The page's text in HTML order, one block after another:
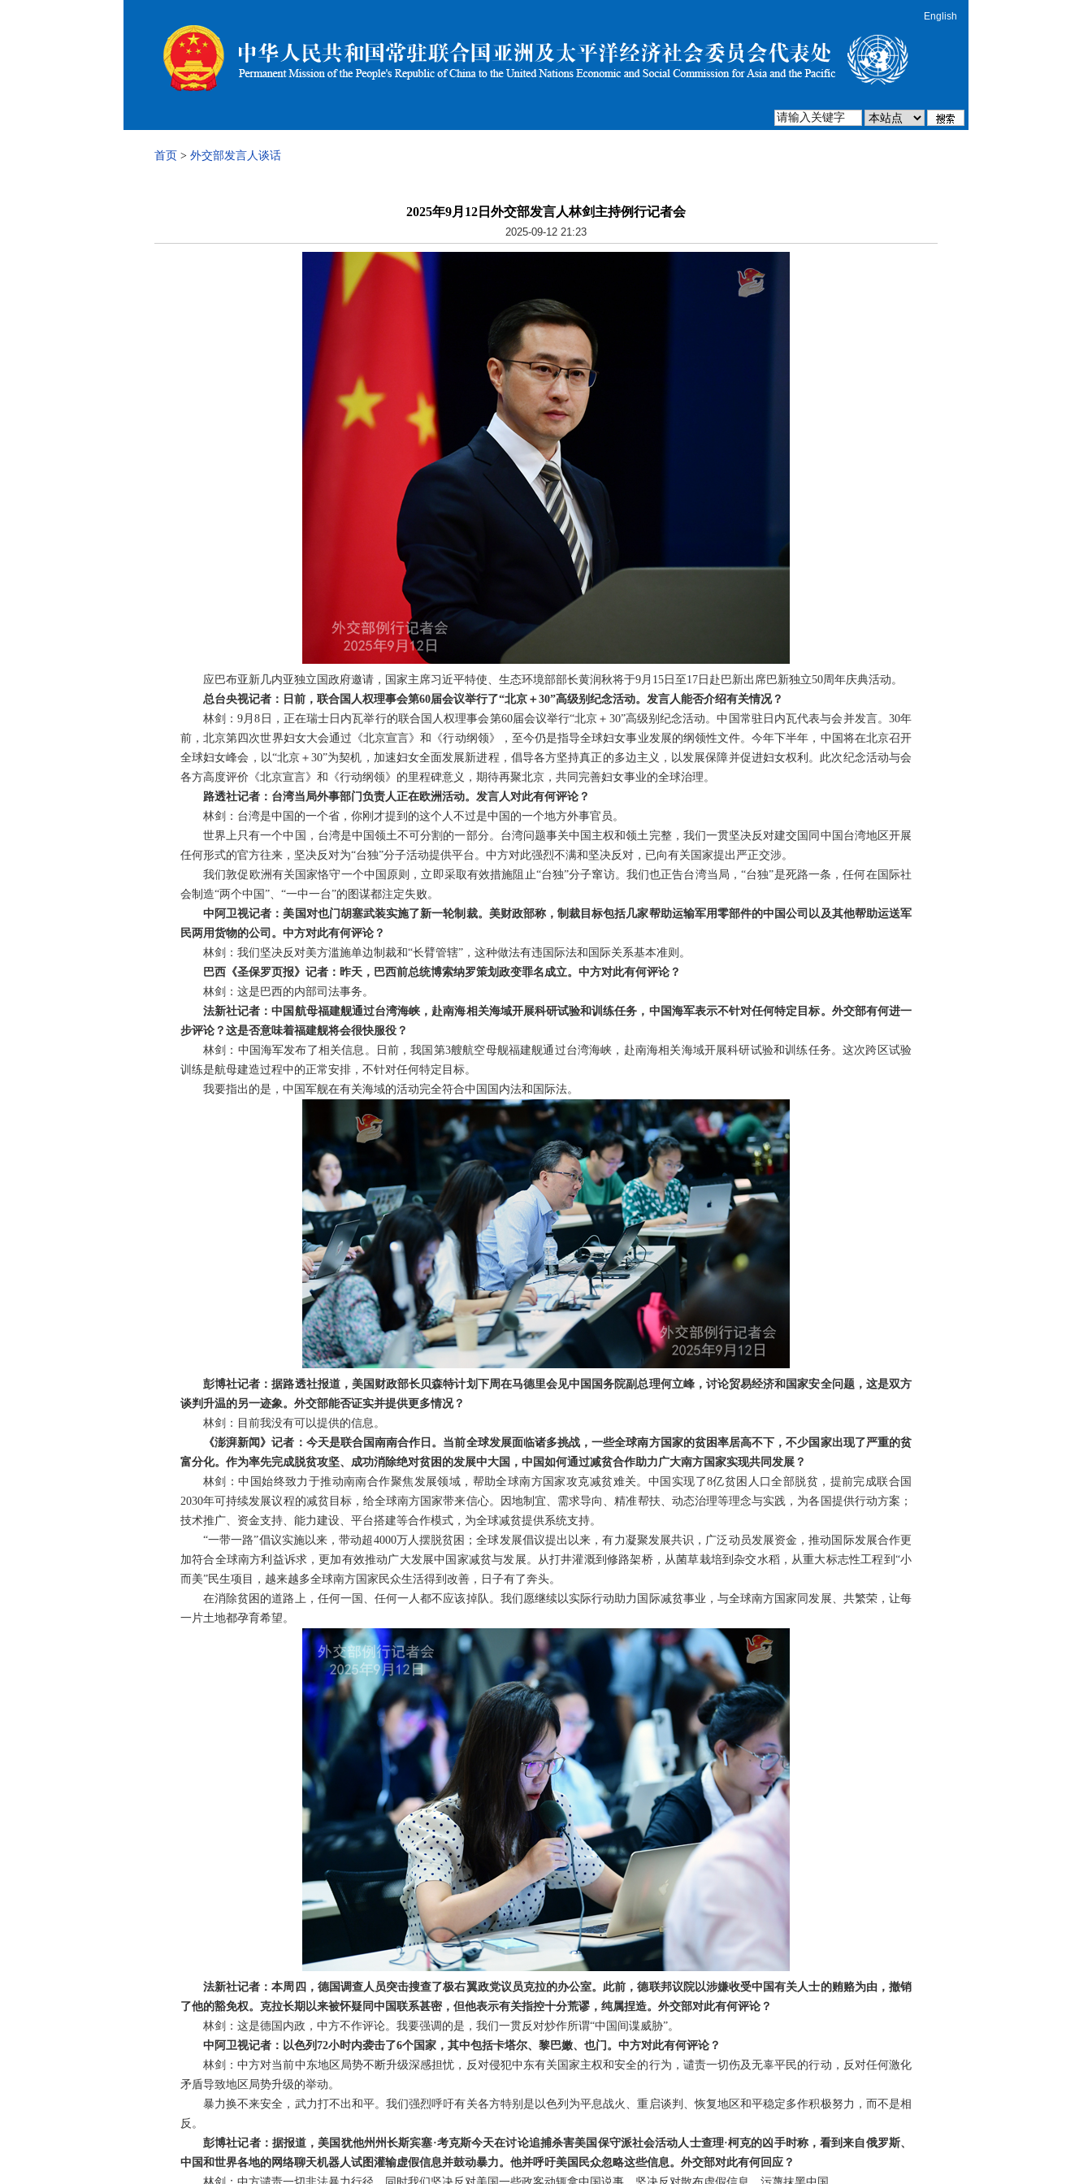
English
首页 > 外交部发言人谈话
2025年9月12日外交部发言人林剑主持例行记者会
2025-09-12 21:23
应巴布亚新几内亚独立国政府邀请，国家主席习近平特使、生态环境部部长黄润秋将于9月15日至17日赴巴新出席巴新独立50周年庆典活动。
总台央视记者：日前，联合国人权理事会第60届会议举行了“北京＋30”高级别纪念活动。发言人能否介绍有关情况？
林剑：9月8日，正在瑞士日内瓦举行的联合国人权理事会第60届会议举行“北京＋30”高级别纪念活动。中国常驻日内瓦代表与会并发言。30年
前，北京第四次世界妇女大会通过《北京宣言》和《行动纲领》，至今仍是指导全球妇女事业发展的纲领性文件。今年下半年，中国将在北京召开
全球妇女峰会，以“北京＋30”为契机，加速妇女全面发展新进程，倡导各方坚持真正的多边主义，以发展保障并促进妇女权利。此次纪念活动与会
各方高度评价《北京宣言》和《行动纲领》的里程碑意义，期待再聚北京，共同完善妇女事业的全球治理。
路透社记者：台湾当局外事部门负责人正在欧洲活动。发言人对此有何评论？
林剑：台湾是中国的一个省，你刚才提到的这个人不过是中国的一个地方外事官员。
世界上只有一个中国，台湾是中国领土不可分割的一部分。台湾问题事关中国主权和领土完整，我们一贯坚决反对建交国同中国台湾地区开展
任何形式的官方往来，坚决反对为“台独”分子活动提供平台。中方对此强烈不满和坚决反对，已向有关国家提出严正交涉。
我们敦促欧洲有关国家恪守一个中国原则，立即采取有效措施阻止“台独”分子窜访。我们也正告台湾当局，“台独”是死路一条，任何在国际社
会制造“两个中国”、“一中一台”的图谋都注定失败。
中阿卫视记者：美国对也门胡塞武装实施了新一轮制裁。美财政部称，制裁目标包括几家帮助运输军用零部件的中国公司以及其他帮助运送军
民两用货物的公司。中方对此有何评论？
林剑：我们坚决反对美方滥施单边制裁和“长臂管辖”，这种做法有违国际法和国际关系基本准则。
巴西《圣保罗页报》记者：昨天，巴西前总统博索纳罗策划政变罪名成立。中方对此有何评论？
林剑：这是巴西的内部司法事务。
法新社记者：中国航母福建舰通过台湾海峡，赴南海相关海域开展科研试验和训练任务，中国海军表示不针对任何特定目标。外交部有何进一
步评论？这是否意味着福建舰将会很快服役？
林剑：中国海军发布了相关信息。日前，我国第3艘航空母舰福建舰通过台湾海峡，赴南海相关海域开展科研试验和训练任务。这次跨区试验
训练是航母建造过程中的正常安排，不针对任何特定目标。
我要指出的是，中国军舰在有关海域的活动完全符合中国国内法和国际法。
彭博社记者：据路透社报道，美国财政部长贝森特计划下周在马德里会见中国国务院副总理何立峰，讨论贸易经济和国家安全问题，这是双方
谈判升温的另一迹象。外交部能否证实并提供更多情况？
林剑：目前我没有可以提供的信息。
《澎湃新闻》记者：今天是联合国南南合作日。当前全球发展面临诸多挑战，一些全球南方国家的贫困率居高不下，不少国家出现了严重的贫
富分化。作为率先完成脱贫攻坚、成功消除绝对贫困的发展中大国，中国如何通过减贫合作助力广大南方国家实现共同发展？
林剑：中国始终致力于推动南南合作聚焦发展领域，帮助全球南方国家攻克减贫难关。中国实现了8亿贫困人口全部脱贫，提前完成联合国
2030年可持续发展议程的减贫目标，给全球南方国家带来信心。因地制宜、需求导向、精准帮扶、动态治理等理念与实践，为各国提供行动方案；
技术推广、资金支持、能力建设、平台搭建等合作模式，为全球减贫提供系统支持。
“一带一路”倡议实施以来，带动超4000万人摆脱贫困；全球发展倡议提出以来，有力凝聚发展共识，广泛动员发展资金，推动国际发展合作更
加符合全球南方利益诉求，更加有效推动广大发展中国家减贫与发展。从打井灌溉到修路架桥，从菌草栽培到杂交水稻，从重大标志性工程到“小
而美”民生项目，越来越多全球南方国家民众生活得到改善，日子有了奔头。
在消除贫困的道路上，任何一国、任何一人都不应该掉队。我们愿继续以实际行动助力国际减贫事业，与全球南方国家同发展、共繁荣，让每
一片土地都孕育希望。
法新社记者：本周四，德国调查人员突击搜查了极右翼政党议员克拉的办公室。此前，德联邦议院以涉嫌收受中国有关人士的贿赂为由，撤销
了他的豁免权。克拉长期以来被怀疑同中国联系甚密，但他表示有关指控十分荒谬，纯属捏造。外交部对此有何评论？
林剑：这是德国内政，中方不作评论。我要强调的是，我们一贯反对炒作所谓“中国间谍威胁”。
中阿卫视记者：以色列72小时内袭击了6个国家，其中包括卡塔尔、黎巴嫩、也门。中方对此有何评论？
林剑：中方对当前中东地区局势不断升级深感担忧，反对侵犯中东有关国家主权和安全的行为，谴责一切伤及无辜平民的行动，反对任何激化
矛盾导致地区局势升级的举动。
暴力换不来安全，武力打不出和平。我们强烈呼吁有关各方特别是以色列为平息战火、重启谈判、恢复地区和平稳定多作积极努力，而不是相
反。
彭博社记者：据报道，美国犹他州州长斯宾塞·考克斯今天在讨论追捕杀害美国保守派社会活动人士查理·柯克的凶手时称，看到来自俄罗斯、
中国和世界各地的网络聊天机器人试图灌输虚假信息并鼓动暴力。他并呼吁美国民众忽略这些信息。外交部对此有何回应？